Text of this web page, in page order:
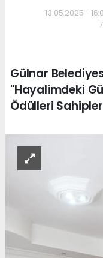
13.05.2025 -
Gülnar
"Hayalimdeki
Ödülleri